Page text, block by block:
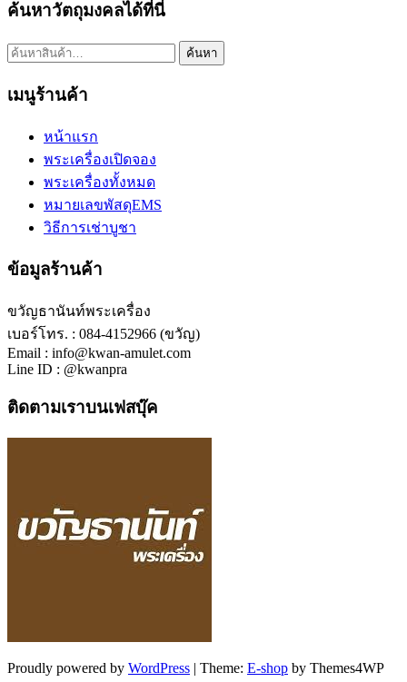
ค้นหาวัตถุมงคลได้ที่นี่
ค้นหา: ค้นหา
เมนูร้านค้า
หน้าแรก
พระเครื่องเปิดจอง
พระเครื่องทั้งหมด
หมายเลขพัสดุEMS
วิธีการเช่าบูชา
ข้อมูลร้านค้า
ขวัญธานันท์พระเครื่อง
เบอร์โทร. : 084-4152966 (ขวัญ)
Email : info@kwan-amulet.com
Line ID : @kwanpra
ติดตามเราบนเฟสบุ๊ค
Proudly powered by WordPress | Theme: E-shop by Themes4WP